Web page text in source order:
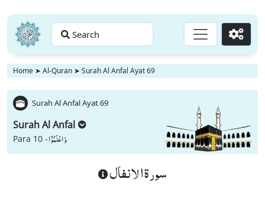
Search Go
Home ➤ Al-Quran ➤ Surah Al Anfal Ayat 69
Surah Al Anfal Ayat 69
Surah Al Anfal
Para 10 -وَ اعْلَمُوْۤا
سورة الانفال